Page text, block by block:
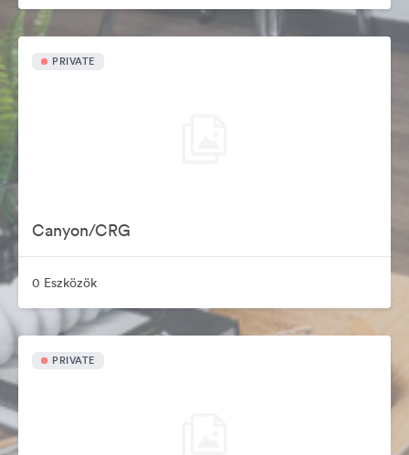
PRIVATE
Canyon/CRG
0 Eszközök
PRIVATE